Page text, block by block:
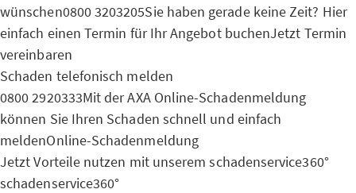
wünschen0800 3203205Sie haben gerade keine Zeit? Hier
einfach einen Termin für Ihr Angebot buchenJetzt Termin
vereinbaren
Schaden telefonisch melden
0800 2920333Mit der AXA Online-Schadenmeldung
können Sie Ihren Schaden schnell und einfach
meldenOnline-Schadenmeldung
Jetzt Vorteile nutzen mit unserem schadenservice360°
schadenservice360°